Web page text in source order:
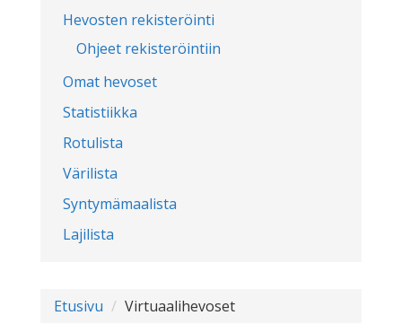
Hevosten rekisteröinti
Ohjeet rekisteröintiin
Omat hevoset
Statistiikka
Rotulista
Värilista
Syntymämaalista
Lajilista
Etusivu Virtuaalihevoset